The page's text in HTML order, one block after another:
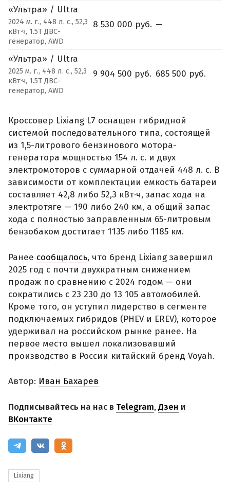
«Ультра» / Ultra
2024 м. г., 448 л. с., 52,3
кВт·ч, 1.5T ДВС-
генератор, AWD
8 530 000 руб. —
«Ультра» / Ultra
2025 м. г., 448 л. с., 52,3
кВт·ч, 1.5T ДВС-
генератор, AWD
9 904 500 руб. 685 500 руб.
Кроссовер Lixiang L7 оснащен гибридной
системой последовательного типа, состоящей
из 1,5-литрового бензинового мотора-
генератора мощностью 154 л. с. и двух
электромоторов с суммарной отдачей 448 л. с. В
зависимости от комплектации емкость батареи
составляет 42,8 либо 52,3 кВт·ч, запас хода на
электротяге — 190 либо 240 км, а общий запас
хода с полностью заправленным 65-литровым
бензобаком достигает 1135 либо 1185 км.
Ранее сообщалось, что бренд Lixiang завершил
2025 год с почти двухкратным снижением
продаж по сравнению с 2024 годом — они
сократились с 23 230 до 13 105 автомобилей.
Кроме того, он уступил лидерство в сегменте
подключаемых гибридов (PHEV и EREV), которое
удерживал на российском рынке ранее. На
первое место вышел локализовавший
производство в России китайский бренд Voyah.
Автор: Иван Бахарев
Подписывайтесь на нас в Telegram,Дзен и
ВКонтакте
Lixiang